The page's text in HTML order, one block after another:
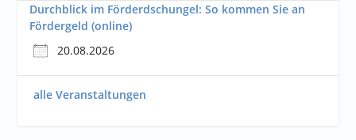
Durchblick im Förderdschungel: So kommen Sie an
Fördergeld (online)
20.08.2026
alle Veranstaltungen